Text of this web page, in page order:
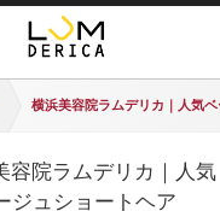
横浜美容院ラムデリカ｜人気